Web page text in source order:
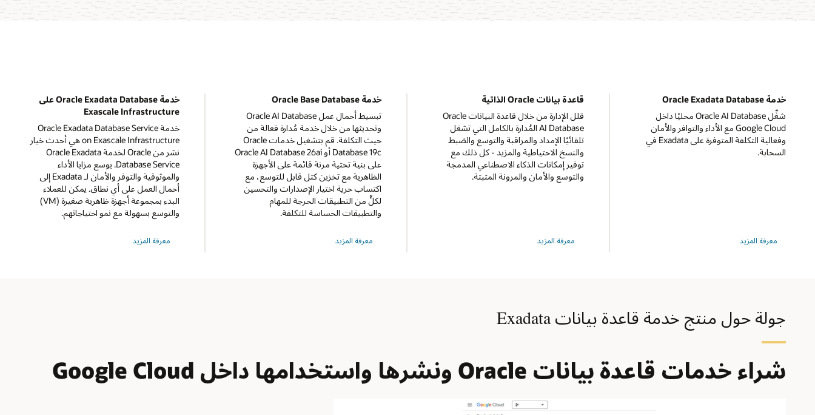
خدمة Oracle Exadata Database
شغِّل Oracle AI Database محليًا داخل
Google Cloud مع الأداء والتوافر والأمان
وفعالية التكلفة المتوفرة على Exadata في
السحابة.
معرفة المزيد
Oracle
قاعدة بيانات Oracle الذاتية
قلل الإدارة من خلال قاعدة البيانات Oracle
AI Database المُدارة بالكامل التي تشغل
تلقائيًا الإمداد والمراقبة والتوسع والضبط
والنسخ الاحتياطية والمزيد - كل ذلك مع
توفير إمكانات الذكاء الاصطناعي المدمجة
والتوسع والأمان والمرونة المثبتة.
معرفة المزيد
Oracle
خدمة Oracle Base Database
تبسيط أحمال عمل Oracle AI Database
وتحديثها من خلال خدمة مُدارة فعالة من
حيث التكلفة. قم بتشغيل خدمات Oracle
Database 19c أو Oracle AI Database 26ai
على بنية تحتية مرنة قائمة على الأجهزة
الظاهرية مع تخزين كتل قابل للتوسع، مع
اكتساب حرية اختيار الإصدارات والتحسين
لكلٍّ من التطبيقات الحرجة للمهام
والتطبيقات الحساسة للتكلفة.
معرفة المزيد
Oracle
‏خدمة Oracle Exadata Database على
Exascale Infrastructure
خدمة Oracle Exadata Database Service
on Exascale Infrastructure هي أحدث خيار
نشر من Oracle لخدمة Oracle Exadata
Database Service. يوسع مزايا الأداء
والموثوقية والتوفر والأمان لـ Exadata إلى
أحمال العمل على أي نطاق. يمكن للعملاء
البدء بمجموعة أجهزة ظاهرية صغيرة (VM)
والتوسع بسهولة مع نمو احتياجاتهم.
معرفة المزيدخدمة
جولة حول منتج خدمة قاعدة بيانات Exadata
شراء خدمات قاعدة بيانات Oracle ونشرها واستخدامها داخل Google Cloud